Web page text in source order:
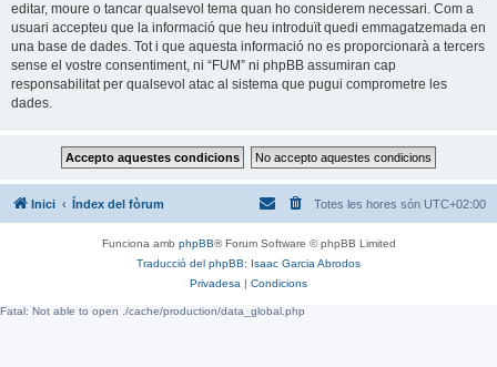
editar, moure o tancar qualsevol tema quan ho considerem necessari. Com a
usuari accepteu que la informació que heu introduït quedi emmagatzemada en
una base de dades. Tot i que aquesta informació no es proporcionarà a tercers
sense el vostre consentiment, ni “FUM” ni phpBB assumiran cap
responsabilitat per qualsevol atac al sistema que pugui comprometre les
dades.
Inici Índex del fòrum Totes les hores són UTC+02:00
Funciona amb phpBB® Forum Software © phpBB Limited
Traducció del phpBB: Isaac Garcia Abrodos
Privadesa | Condicions
Fatal: Not able to open ./cache/production/data_global.php